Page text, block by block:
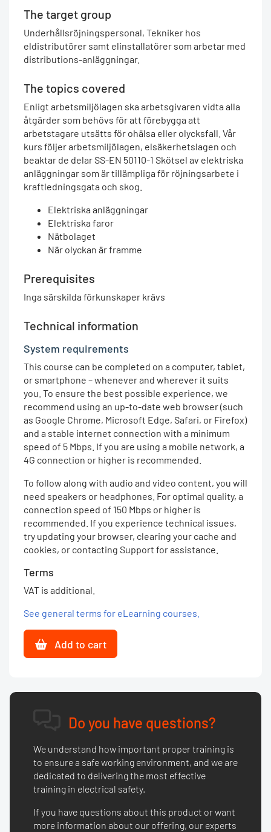
The target group
Underhållsröjningspersonal, Tekniker hos
eldistributörer samt elinstallatörer som arbetar med
distributions-anläggningar.
The topics covered
Enligt arbetsmiljölagen ska arbetsgivaren vidta alla
åtgärder som behövs för att förebygga att
arbetstagare utsätts för ohälsa eller olycksfall. Vår
kurs följer arbetsmiljölagen, elsäkerhetslagen och
beaktar de delar SS-EN 50110-1 Skötsel av elektriska
anläggningar som är tillämpliga för röjningsarbete i
kraftledningsgata och skog.
Elektriska anläggningar
Elektriska faror
Nätbolaget
När olyckan är framme
Prerequisites
Inga särskilda förkunskaper krävs
Technical information
System requirements
This course can be completed on a computer, tablet,
or smartphone – whenever and wherever it suits
you. To ensure the best possible experience, we
recommend using an up-to-date web browser (such
as Google Chrome, Microsoft Edge, Safari, or Firefox)
and a stable internet connection with a minimum
speed of 5 Mbps. If you are using a mobile network, a
4G connection or higher is recommended.
To follow along with audio and video content, you will
need speakers or headphones. For optimal quality, a
connection speed of 150 Mbps or higher is
recommended. If you experience technical issues,
try updating your browser, clearing your cache and
cookies, or contacting Support for assistance.
Terms
VAT is additional.
See general terms for eLearning courses.
Add to cart
Do you have questions?
We understand how important proper training is
to ensure a safe working environment, and we are
dedicated to delivering the most effective
training in electrical safety.
If you have questions about this product or want
more information about our offering, our experts